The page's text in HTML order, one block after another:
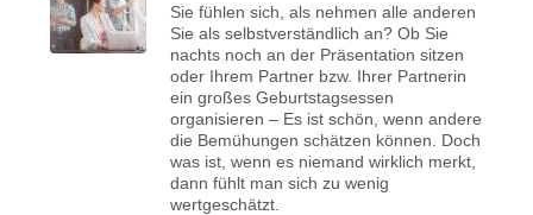
Sie fühlen sich, als nehmen alle anderen
Sie als selbstverständlich an? Ob Sie
nachts noch an der Präsentation sitzen
oder Ihrem Partner bzw. Ihrer Partnerin
ein großes Geburtstagsessen
organisieren – Es ist schön, wenn andere
die Bemühungen schätzen können. Doch
was ist, wenn es niemand wirklich merkt,
dann fühlt man sich zu wenig
wertgeschätzt.